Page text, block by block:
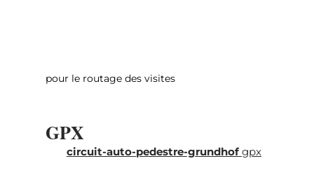
pour le routage des visites
GPX
circuit-auto-pedestre-grundhofgpx